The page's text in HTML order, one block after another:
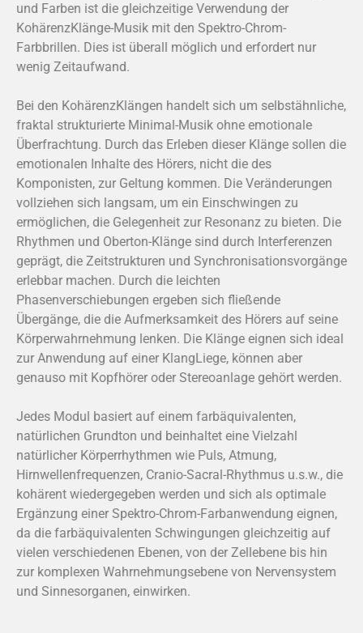
und Farben ist die gleichzeitige Verwendung der
KohärenzKlänge-Musik mit den Spektro-Chrom-
Farbbrillen. Dies ist überall möglich und erfordert nur
wenig Zeitaufwand.
Bei den KohärenzKlängen handelt sich um selbstähnliche,
fraktal strukturierte Minimal-Musik ohne emotionale
Überfrachtung. Durch das Erleben dieser Klänge sollen die
emotionalen Inhalte des Hörers, nicht die des
Komponisten, zur Geltung kommen. Die Veränderungen
vollziehen sich langsam, um ein Einschwingen zu
ermöglichen, die Gelegenheit zur Resonanz zu bieten. Die
Rhythmen und Oberton-Klänge sind durch Interferenzen
geprägt, die Zeitstrukturen und Synchronisationsvorgänge
erlebbar machen. Durch die leichten
Phasenverschiebungen ergeben sich fließende
Übergänge, die die Aufmerksamkeit des Hörers auf seine
Körperwahrnehmung lenken. Die Klänge eignen sich ideal
zur Anwendung auf einer KlangLiege, können aber
genauso mit Kopfhörer oder Stereoanlage gehört werden.
Jedes Modul basiert auf einem farbäquivalenten,
natürlichen Grundton und beinhaltet eine Vielzahl
natürlicher Körperrhythmen wie Puls, Atmung,
Hirnwellenfrequenzen, Cranio-Sacral-Rhythmus u.s.w., die
kohärent wiedergegeben werden und sich als optimale
Ergänzung einer Spektro-Chrom-Farbanwendung eignen,
da die farbäquivalenten Schwingungen gleichzeitig auf
vielen verschiedenen Ebenen, von der Zellebene bis hin
zur komplexen Wahrnehmungsebene von Nervensystem
und Sinnesorganen, einwirken.